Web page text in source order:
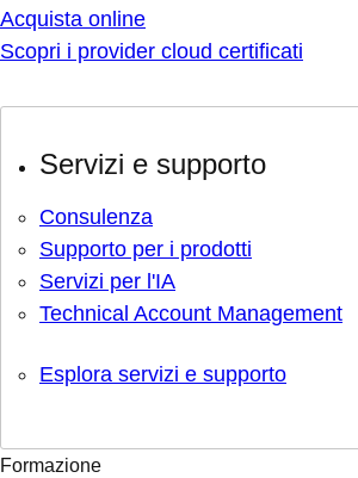
Acquista online
Scopri i provider cloud certificati
Servizi e supporto
Consulenza
Supporto per i prodotti
Servizi per l'IA
Technical Account Management
Esplora servizi e supporto
Formazione